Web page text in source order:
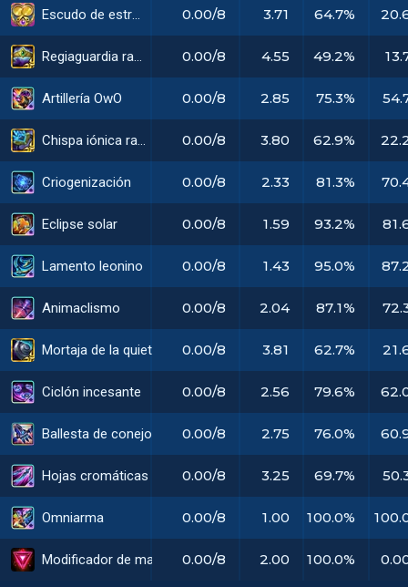
Escudo de estratega
Regiaguardia radiante
Artillería OwO
Chispa iónica radiante
Criogenización
Eclipse solar
Lamento leonino
Animaclismo
Mortaja de la quietud radiante
Ciclón incesante
Omniarma
Modificador de mando: Doble golpe
0.00/8 3.71 64.7%
0.00/8 4.55 49.2%
0.00/8 2.85 75.3%
0.00/8 3.80 62.9%
0.00/8 2.33 81.3%
0.00/8 1.59 93.2%
0.00/8 1.43 95.0%
0.00/8 2.04 87.1%
0.00/8 3.81 62.7%
0.00/8 2.56 79.6%
0.00/8 2.75 76.0%
0.00/8 3.25 69.7%
0.00/8 1.00 100.0%
0.00/8 2.00 100.0%